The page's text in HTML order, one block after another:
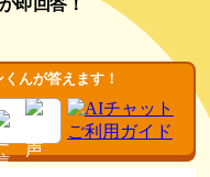
即回答！
んが答えます！